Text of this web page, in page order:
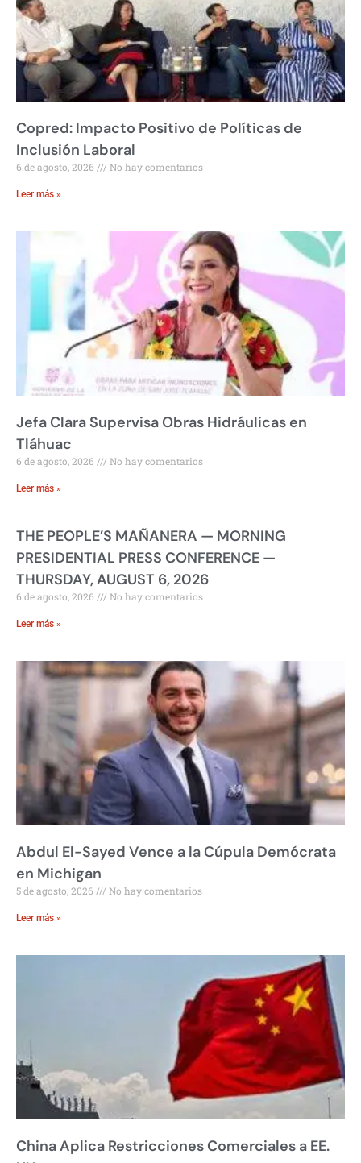
Copred: Impacto Positivo de Políticas de
Inclusión Laboral
6 de agosto, 2026 No hay comentarios
Leer más »
Jefa Clara Supervisa Obras Hidráulicas en
Tláhuac
6 de agosto, 2026 No hay comentarios
Leer más »
THE PEOPLE’S MAÑANERA — MORNING
PRESIDENTIAL PRESS CONFERENCE —
THURSDAY, AUGUST 6, 2026
6 de agosto, 2026 No hay comentarios
Leer más »
Abdul El-Sayed Vence a la Cúpula Demócrata
en Michigan
5 de agosto, 2026 No hay comentarios
Leer más »
China Aplica Restricciones Comerciales a EE.